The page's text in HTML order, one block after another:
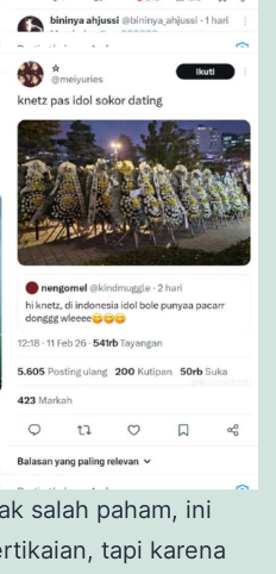
salah paham, ini
tapi karena